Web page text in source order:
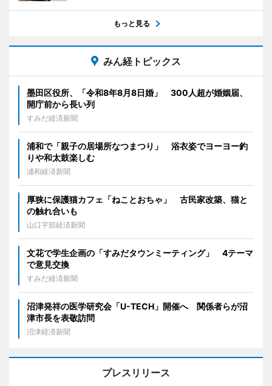
もっと見る
みん経トピックス
墨田区役所、「令和8年8月8日婚」 300人超が婚姻届、
開庁前から長い列
すみだ経済新聞
浦和で「親子の居場所なつまつり」 浴衣姿でヨーヨー釣
りや和太鼓楽しむ
浦和経済新聞
厚狭に保護猫カフェ「ねことおちゃ」 古民家改築、猫と
の触れ合いも
山口宇部経済新聞
文花で学生企画の「すみだタウンミーティング」 4テーマ
で意見交換
すみだ経済新聞
沼津発祥の医学研究会「U-TECH」開催へ 関係者らが沼
津市長を表敬訪問
沼津経済新聞
プレスリリース